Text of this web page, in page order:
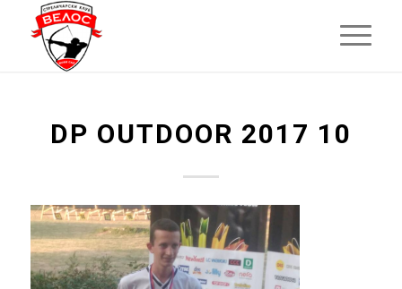
DP OUTDOOR 2017 10